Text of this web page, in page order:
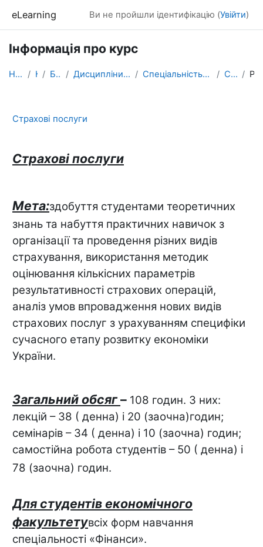
eLearning Ви не пройшли ідентифікацію (Увійти)
Інформація про курс
На головну Курси БАКАЛАВРАТ Дисципліни, які формують фахові компетентності Спеціальність ФІНАНСИ, БАНКІВСЬКА СПРАВА, СТРАХУВ... СтрахПослуги
Страхові послуги
Страхові послуги
Мета:здобуття студентами теоретичних
знань та набуття практичних навичок з
організації та проведення різних видів
страхування, використання методик
оцінювання кількісних параметрів
результативності страхових операцій,
аналіз умов впровадження нових видів
страхових послуг з урахуванням специфіки
сучасного етапу розвитку економіки
України.
Загальний обсяг– 108 годин. З них:
лекцій – 38 ( денна) і 20 (заочна)годин;
семінарів – 34 ( денна) і 10 (заочна) годин;
самостійна робота студентів – 50 ( денна) і
78 (заочна) годин.
Для студентів економічного
факультетувсіх форм навчання
спеціальності «Фінанси».